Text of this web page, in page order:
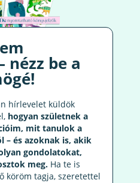
nézz be a
hírlevelet küldök
hogyan születnek a
mit tanulok a
és azoknak is, akik
gondolatokat,
meg.Ha te is
köröm tagja, szeretettel